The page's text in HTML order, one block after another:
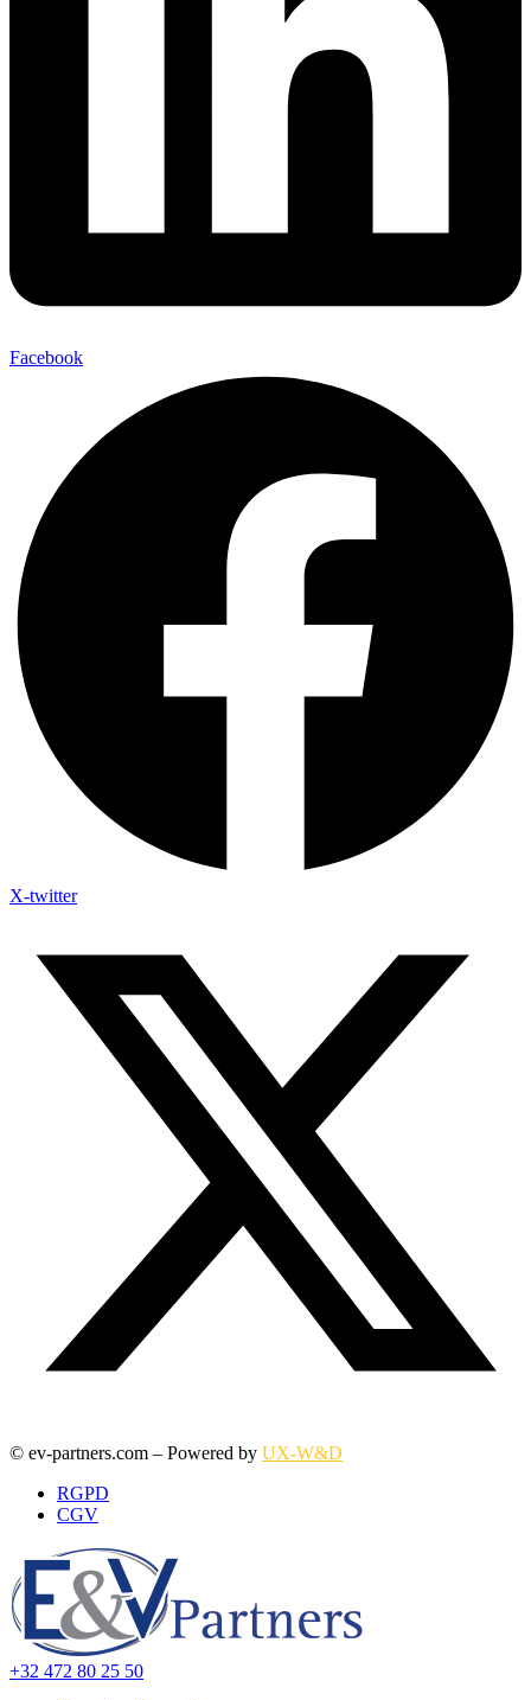
Facebook
X-twitter
© ev-partners.com – Powered by UX-W&D
RGPD
CGV
+32 472 80 25 50